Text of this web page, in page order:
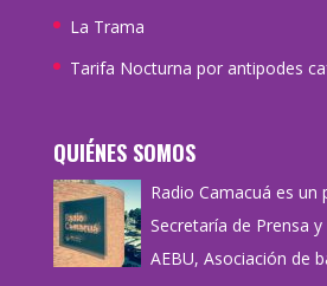
La Trama
Tarifa Nocturna por antipodes
QUIÉNES SOMOS
Radio Camacuá es un
Secretaría de Prensa
AEBU, Asociación de